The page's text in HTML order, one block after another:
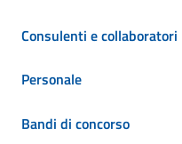
Consulenti e collaboratori
Personale
Bandi di concorso